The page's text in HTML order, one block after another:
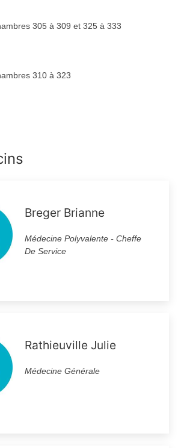
305 à 309 et 325 à 333
310 à 323
Breger Brianne
Médecine Polyvalente - Cheffe
De Service
Rathieuville Julie
Médecine Générale